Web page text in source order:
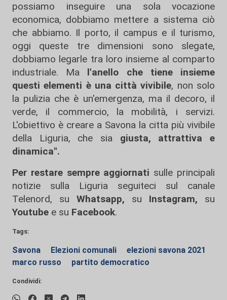
possiamo inseguire una sola vocazione
economica, dobbiamo mettere a sistema ciò
che abbiamo. Il porto, il campus e il turismo,
oggi queste tre dimensioni sono slegate,
dobbiamo legarle tra loro insieme al comparto
industriale. Ma l'anello che tiene insieme
questi elementi è una città vivibile, non solo
la pulizia che è un'emergenza, ma il decoro, il
verde, il commercio, la mobilità, i servizi.
L'obiettivo è creare a Savona la citta più vivibile
della Liguria, che sia giusta, attrattiva e
dinamica".
Per restare sempre aggiornati sulle principali
notizie sulla Liguria seguiteci sul canale
Telenord, su
Whatsapp, su Instagram, su
Youtube e su Facebook.
Tags:
Savona Elezioni comunali
elezioni savona 2021
marco russo
partito democratico
Condividi: